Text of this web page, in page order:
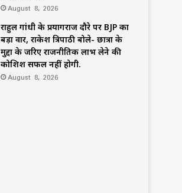
August 8, 2026
राहुल गांधी के प्रयागराज दौरे पर BJP का
बड़ा वार, राकेश त्रिपाठी बोले- छात्रों के
मुद्दों के जरिए राजनीतिक लाभ लेने की
कोशिश सफल नहीं होगी.
August 8, 2026